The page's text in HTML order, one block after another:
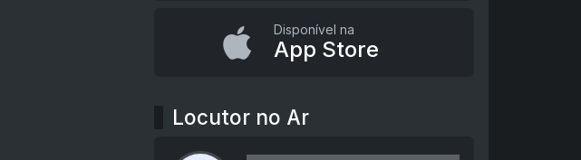
Disponível na
App Store
Locutor no Ar